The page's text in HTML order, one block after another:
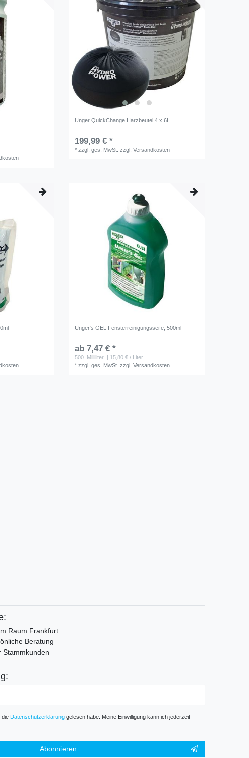
Unger QuickChange Harzbeutel 4 x 6L
199,99 € *
*zzgl. ges. MwSt. zzgl.Versandkosten
Unger‘s GEL Fensterreinigungsseife, 500ml
ab 7,47 € *
500 Milliliter | 15,80 € / Liter
*zzgl. ges. MwSt. zzgl.Versandkosten
Raum Frankfurt
Beratung
Stammkunden
die Daten­schutz­erklärunggelesen habe. Meine Einwilligung kann ich jederzeit
Abonnieren